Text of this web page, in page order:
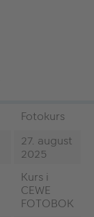
Fotokurs
27. august
2025
Kurs i
CEWE
FOTOBOK